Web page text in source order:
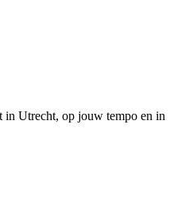
in Utrecht, op jouw tempo en in